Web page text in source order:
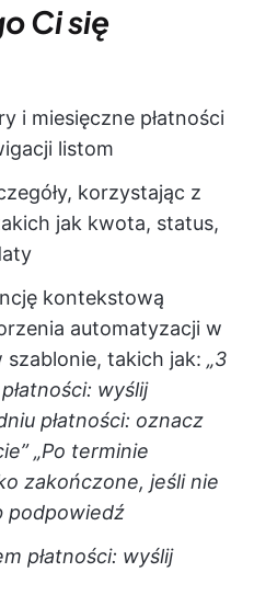
Ci się
i miesięczne płatności
listom
korzystając z
jak kwota, status,
kontekstową
automatyzacji w
takich jak: „3
wyślij
płatności: oznacz
„Po terminie
zakończone, jeśli nie
podpowiedź
płatności: wyślij